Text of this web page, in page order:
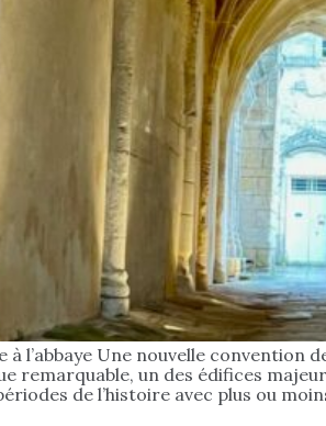
l’abbaye Une nouvelle convention
remarquable, un des édifices
de l’histoire avec plus ou